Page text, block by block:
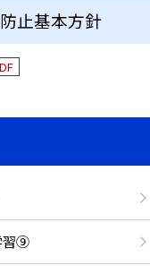
止基本方針
習⑨